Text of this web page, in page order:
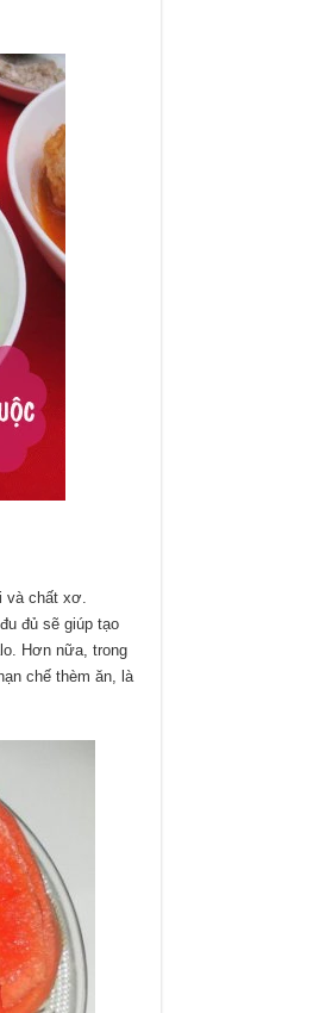
và chất xơ.
đủ sẽ giúp tạo
Hơn nữa, trong
chế thèm ăn, là